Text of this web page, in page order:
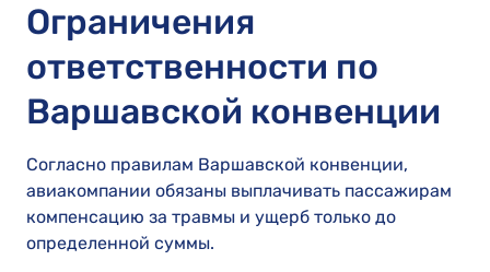
Ограничения
ответственности по
Варшавской конвенции
Согласно правилам Варшавской конвенции,
авиакомпании обязаны выплачивать пассажирам
компенсацию за травмы и ущерб только до
определенной суммы.